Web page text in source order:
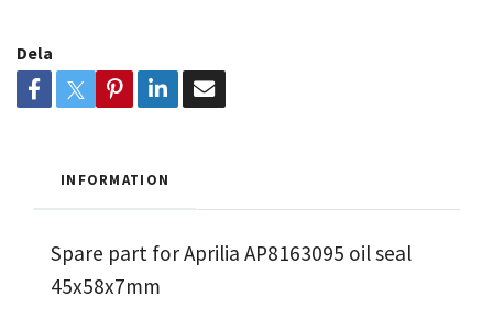
Dela
INFORMATION
Spare part for Aprilia AP8163095 oil seal
45x58x7mm